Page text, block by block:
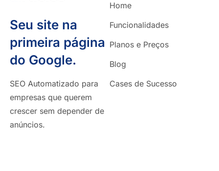
Seu site na
primeira página
do Google.
SEO Automatizado para
empresas que querem
crescer sem depender de
anúncios.
Home
Funcionalidades
Planos e Preços
Blog
Cases de Sucesso